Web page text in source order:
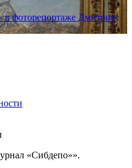
фоторепортаже Дмитрия
«Сибдепо»».